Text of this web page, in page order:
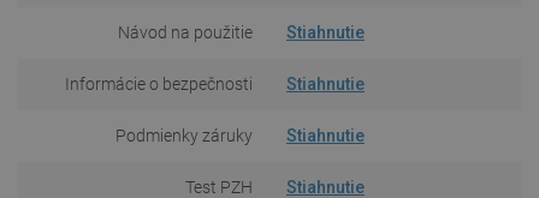
Návod na použitie Stiahnutie
Informácie o bezpečnosti Stiahnutie
Podmienky záruky Stiahnutie
Test PZH Stiahnutie